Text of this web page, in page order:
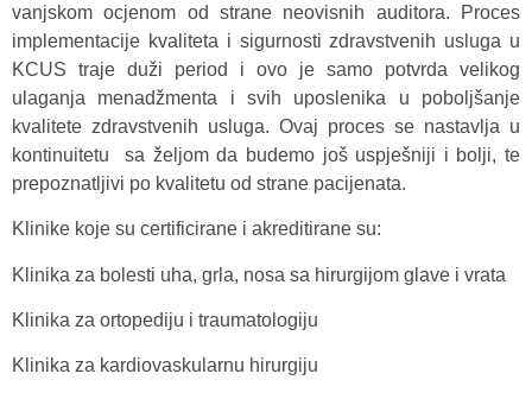
vanjskom ocjenom od strane neovisnih auditora. Proces
implementacije kvaliteta i sigurnosti zdravstvenih usluga u
KCUS traje duži period i ovo je samo potvrda velikog
ulaganja menadžmenta i svih uposlenika u poboljšanje
kvalitete zdravstvenih usluga. Ovaj proces se nastavlja u
kontinuitetu sa željom da budemo još uspješniji i bolji, te
prepoznatljivi po kvalitetu od strane pacijenata.
Klinike koje su certificirane i akreditirane su:
Klinika za bolesti uha, grla, nosa sa hirurgijom glave i vrata
Klinika za ortopediju i traumatologiju
Klinika za kardiovaskularnu hirurgiju